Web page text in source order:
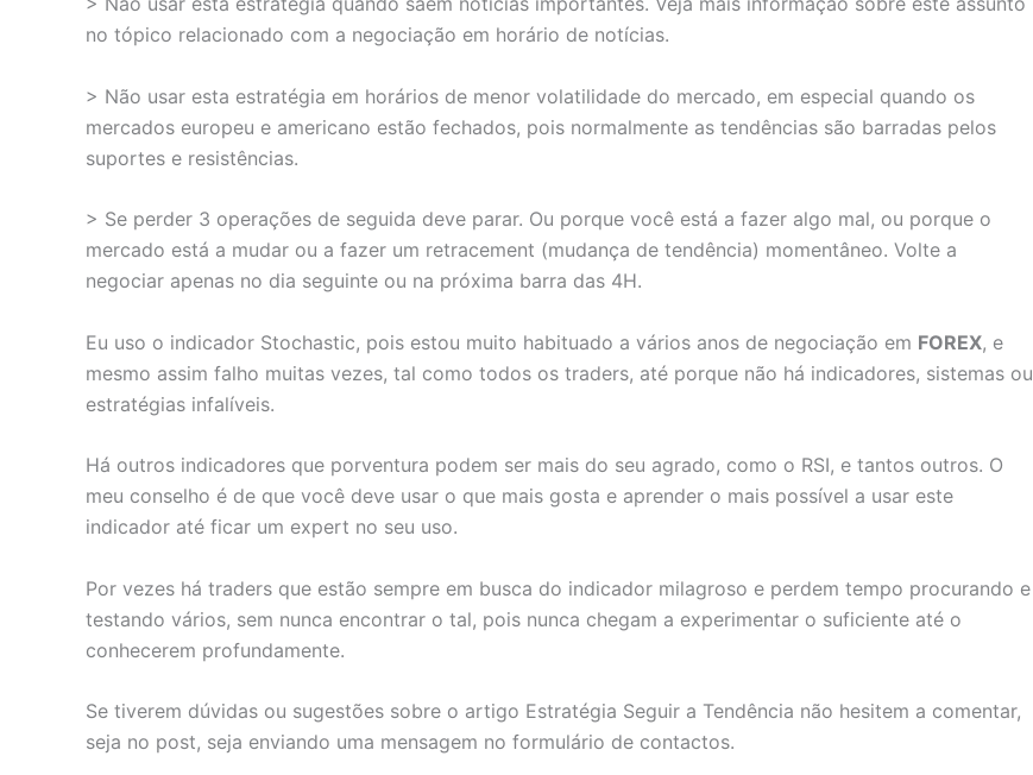
no tópico relacionado com a negociação em horário de notícias.
> Não usar esta estratégia em horários de menor volatilidade do mercado, em especial quando os
mercados europeu e americano estão fechados, pois normalmente as tendências são barradas pelos
suportes e resistências.
> Se perder 3 operações de seguida deve parar. Ou porque você está a fazer algo mal, ou porque o
mercado está a mudar ou a fazer um retracement (mudança de tendência) momentâneo. Volte a
negociar apenas no dia seguinte ou na próxima barra das 4H.
Eu uso o indicador Stochastic, pois estou muito habituado a vários anos de negociação em FOREX, e
mesmo assim falho muitas vezes, tal como todos os traders, até porque não há indicadores, sistemas ou
estratégias infalíveis.
Há outros indicadores que porventura podem ser mais do seu agrado, como o RSI, e tantos outros. O
meu conselho é de que você deve usar o que mais gosta e aprender o mais possível a usar este
indicador até ficar um expert no seu uso.
Por vezes há traders que estão sempre em busca do indicador milagroso e perdem tempo procurando e
testando vários, sem nunca encontrar o tal, pois nunca chegam a experimentar o suficiente até o
conhecerem profundamente.
Se tiverem dúvidas ou sugestões sobre o artigo Estratégia Seguir a Tendência não hesitem a comentar,
seja no post, seja enviando uma mensagem no formulário de contactos.